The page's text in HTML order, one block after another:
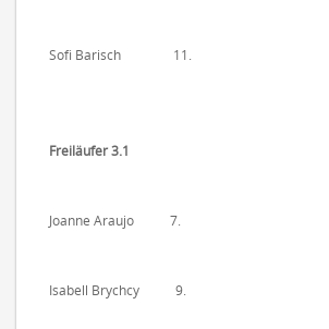
Sofi Barisch 11.
Freiläufer 3.1
Joanne Araujo 7.
Isabell Brychcy 9.